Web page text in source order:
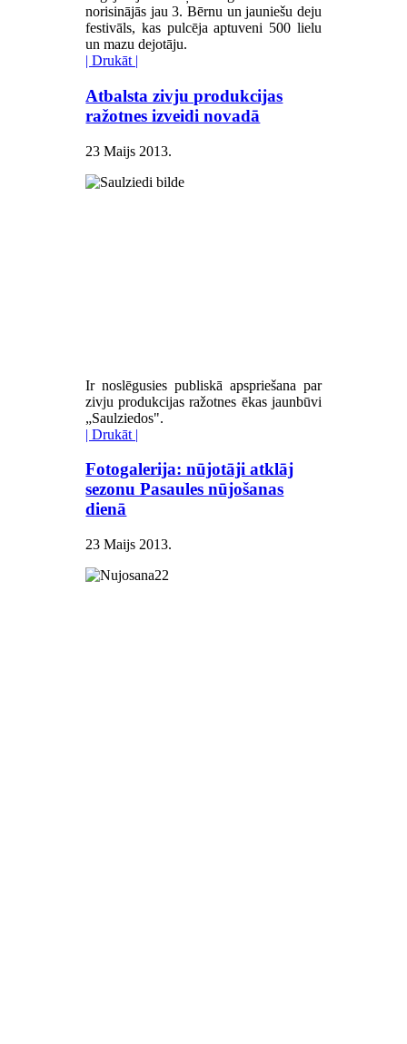
norisinājās jau 3. Bērnu un jauniešu deju
festivāls, kas pulcēja aptuveni 500 lielu
un mazu dejotāju.
| Drukāt |
Atbalsta zivju produkcijas
ražotnes izveidi novadā
23 Maijs 2013.
Ir noslēgusies publiskā apspriešana par
zivju produkcijas ražotnes ēkas jaunbūvi
„Saulziedos".
| Drukāt |
Fotogalerija: nūjotāji atklāj
sezonu Pasaules nūjošanas
dienā
23 Maijs 2013.